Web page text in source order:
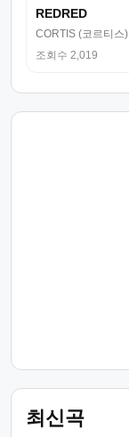
REDRED
CORTIS (코르티스)
조회수 2,019
최신곡